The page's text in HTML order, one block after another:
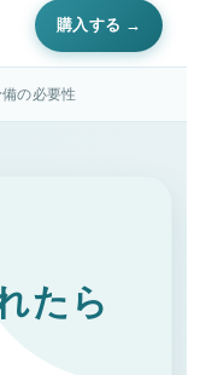
購入する →
の必要性
たら